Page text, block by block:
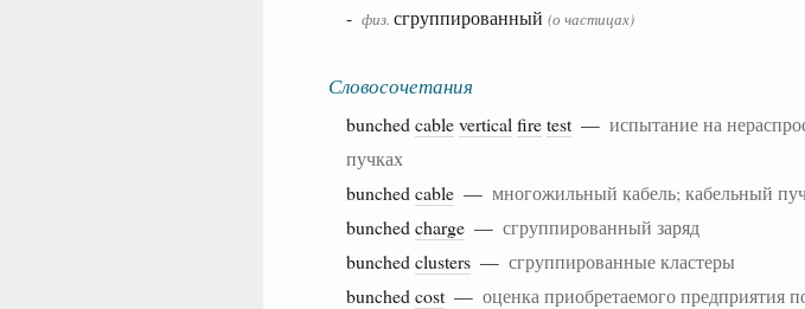
- физ. сгруппированный (о частицах)
Словосочетания
bunched cablevertical firetest — испытание на
пучках
bunched cable — многожильный кабель; кабельный
bunched charge — сгруппированный заряд
bunched clusters — сгруппированные кластеры
bunched cost — оценка приобретаемого предприятия